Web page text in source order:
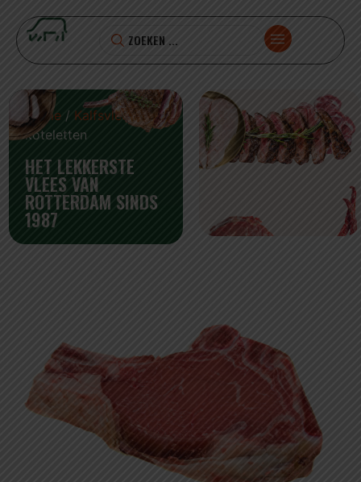
Home / Kalfsvlees/ Kalfs
koteletten
HET LEKKERSTE
VLEES VAN
ROTTERDAM SINDS
1987